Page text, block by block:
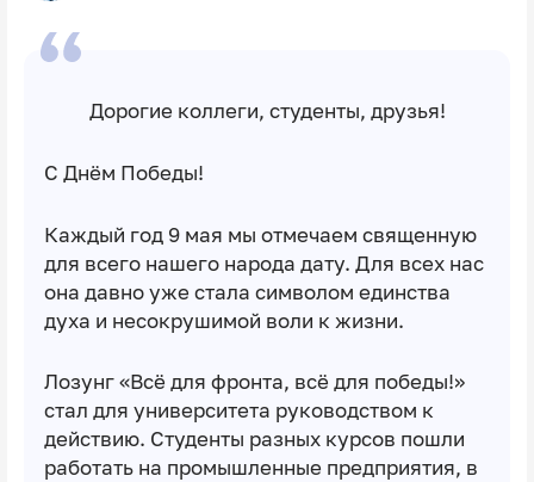
Дорогие коллеги, студенты, друзья!
С Днём Победы!
Каждый год 9 мая мы отмечаем священную
для всего нашего народа дату. Для всех нас
она давно уже стала символом единства
духа и несокрушимой воли к жизни.
Лозунг «Всё для фронта, всё для победы!»
стал для университета руководством к
действию. Студенты разных курсов пошли
работать на промышленные предприятия, в